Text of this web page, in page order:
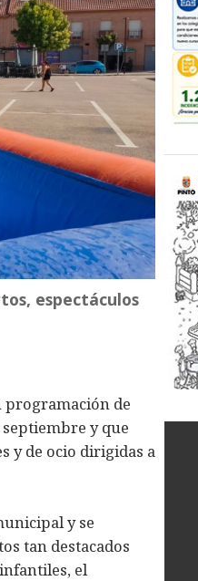
espectáculos
programación de
y que
y de ocio dirigidas a
y se
tan destacados
el